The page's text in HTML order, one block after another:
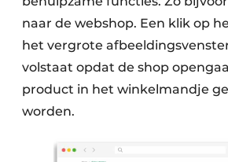
naar de webshop. Een klik op
het vergrote
volstaat opdat de shop
product in het winkelmandje
worden.